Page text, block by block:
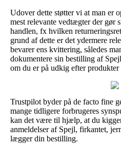
Udover dette støtter vi at man er
mest relevante vedtægter der gør
handlen, fx hvilken
grund af dette er det ydermere
bevarer ens kvittering, således
dokumentere sin bestilling af
om du er på udkig efter
Trustpilot byder på de facto fine
mange tidligere forbrugeres
kan det være til hjælp, at du
anmeldelser af Spejl, firkantet,
lægger din bestilling.